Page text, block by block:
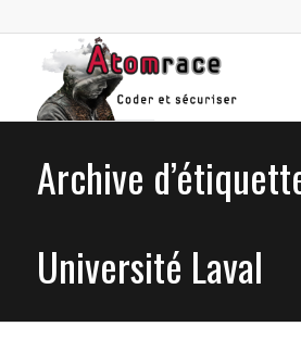
Archive
Université Laval